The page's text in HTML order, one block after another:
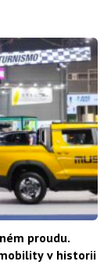
proudu.
v historii